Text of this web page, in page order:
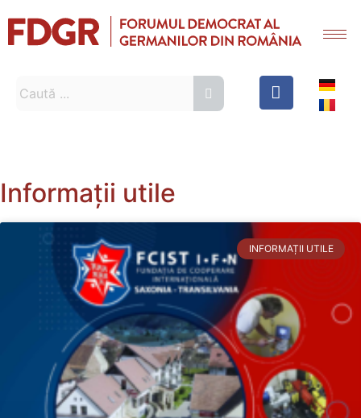
Informații utile
INFORMAȚII UTILE